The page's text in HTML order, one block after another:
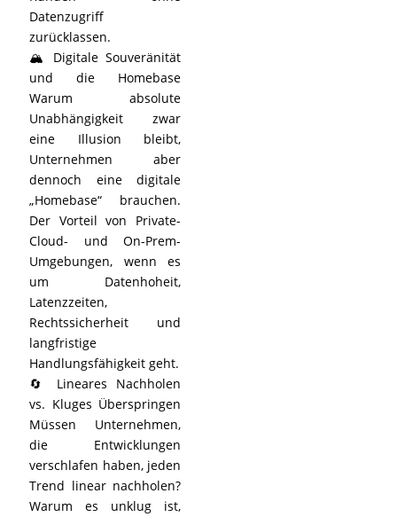
Datenzugriff
zurücklassen.
🏔️ Digitale Souveränität
und die Homebase
Warum absolute
Unabhängigkeit zwar
eine Illusion bleibt,
Unternehmen aber
dennoch eine digitale
„Homebase“ brauchen.
Der Vorteil von Private-
Cloud- und On-Prem-
Umgebungen, wenn es
um Datenhoheit,
Latenzzeiten,
Rechtssicherheit und
langfristige
Handlungsfähigkeit geht.
🔄 Lineares Nachholen
vs. Kluges Überspringen
Müssen Unternehmen,
die Entwicklungen
verschlafen haben, jeden
Trend linear nachholen?
Warum es unklug ist,